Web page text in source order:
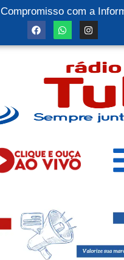
Compromisso com a